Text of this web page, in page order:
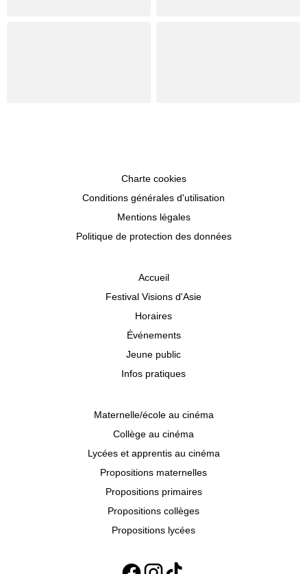
Charte cookies
Conditions générales d'utilisation
Mentions légales
Politique de protection des données
Accueil
Festival Visions d'Asie
Horaires
Événements
Jeune public
Infos pratiques
Maternelle/école au cinéma
Collège au cinéma
Lycées et apprentis au cinéma
Propositions maternelles
Propositions primaires
Propositions collèges
Propositions lycées